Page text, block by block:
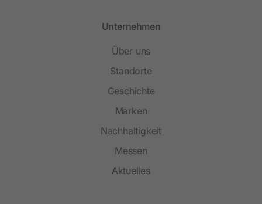
Unternehmen
Über uns
Standorte
Geschichte
Marken
Nachhaltigkeit
Messen
Aktuelles